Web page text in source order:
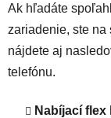
Ak hľadáte
zariadenie, ste na
nájdete aj
telefónu.
Nabíjací flex